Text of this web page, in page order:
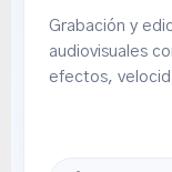
Grabación y
audiovisuales
efectos,